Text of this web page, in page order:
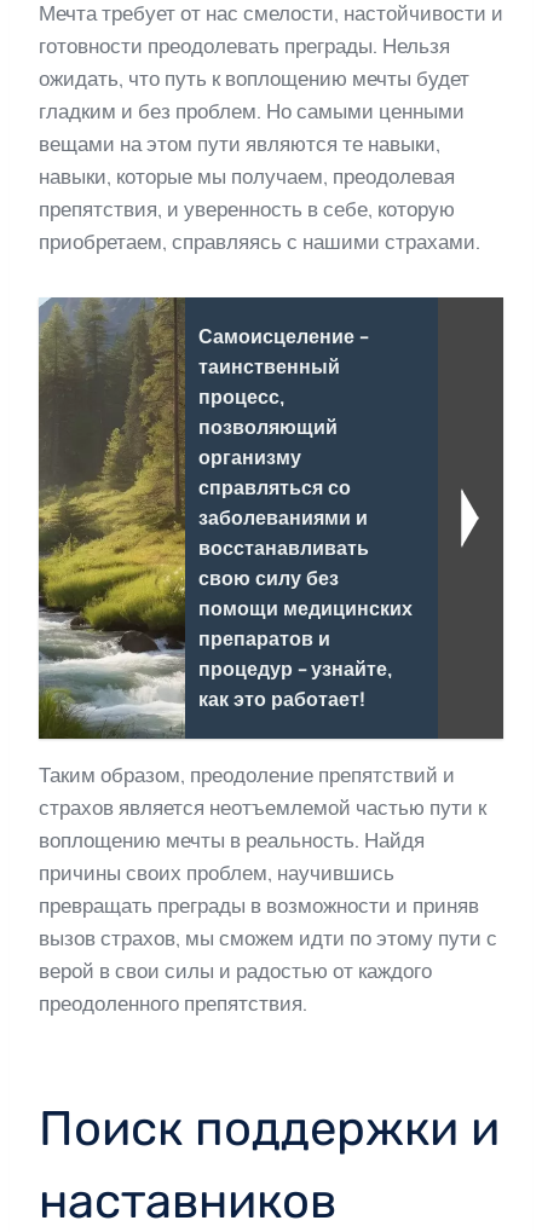
Мечта требует от нас смелости, настойчивости и
готовности преодолевать преграды. Нельзя
ожидать, что путь к воплощению мечты будет
гладким и без проблем. Но самыми ценными
вещами на этом пути являются те навыки,
навыки, которые мы получаем, преодолевая
препятствия, и уверенность в себе, которую
приобретаем, справляясь с нашими страхами.
Самоисцеление -
таинственный
процесс,
позволяющий
организму
справляться со
заболеваниями и
восстанавливать
свою силу без
помощи медицинских
препаратов и
процедур - узнайте,
как это работает!
Таким образом, преодоление препятствий и
страхов является неотъемлемой частью пути к
воплощению мечты в реальность. Найдя
причины своих проблем, научившись
превращать преграды в возможности и приняв
вызов страхов, мы сможем идти по этому пути с
верой в свои силы и радостью от каждого
преодоленного препятствия.
Поиск поддержки и
наставников